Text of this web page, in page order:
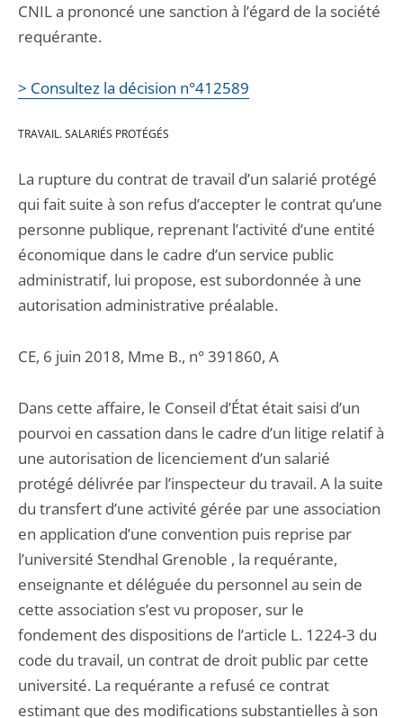
CNIL a prononcé une sanction à l’égard de la société
requérante.
> Consultez la décision n°412589
TRAVAIL. SALARIÉS PROTÉGÉS
La rupture du contrat de travail d’un salarié protégé
qui fait suite à son refus d’accepter le contrat qu’une
personne publique, reprenant l’activité d’une entité
économique dans le cadre d’un service public
administratif, lui propose, est subordonnée à une
autorisation administrative préalable.
CE, 6 juin 2018, Mme B., n° 391860, A
Dans cette affaire, le Conseil d’État était saisi d’un
pourvoi en cassation dans le cadre d’un litige relatif à
une autorisation de licenciement d’un salarié
protégé délivrée par l’inspecteur du travail. A la suite
du transfert d’une activité gérée par une association
en application d’une convention puis reprise par
l’université Stendhal Grenoble , la requérante,
enseignante et déléguée du personnel au sein de
cette association s’est vu proposer, sur le
fondement des dispositions de l’article L. 1224-3 du
code du travail, un contrat de droit public par cette
université. La requérante a refusé ce contrat
estimant que des modifications substantielles à son